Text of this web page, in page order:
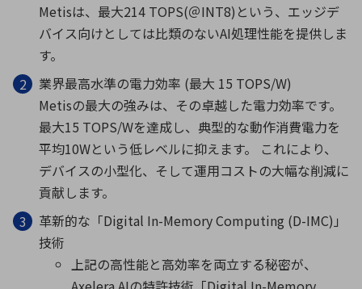
Metisは、最大214 TOPS(＠INT8)という、エッジデ
バイス向けとしては比類のないAI処理性能を提供しま
す。
業界最高水準の電力効率 (最大 15 TOPS/W)
Metisの最大の強みは、その卓越した電力効率です。
最大15 TOPS/Wを達成し、典型的な動作消費電力を
平均10Wという低レベルに抑えます。 これにより、
デバイスの小型化、そして運用コストの大幅な削減に
貢献します。
革新的な「Digital In-Memory Computing (D-IMC)」
技術
上記の高性能と高効率を両立する秘密が、